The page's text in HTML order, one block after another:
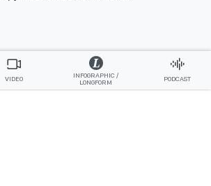
VIDEO
INFOGRAPHIC /
LONGFORM
PODCAST